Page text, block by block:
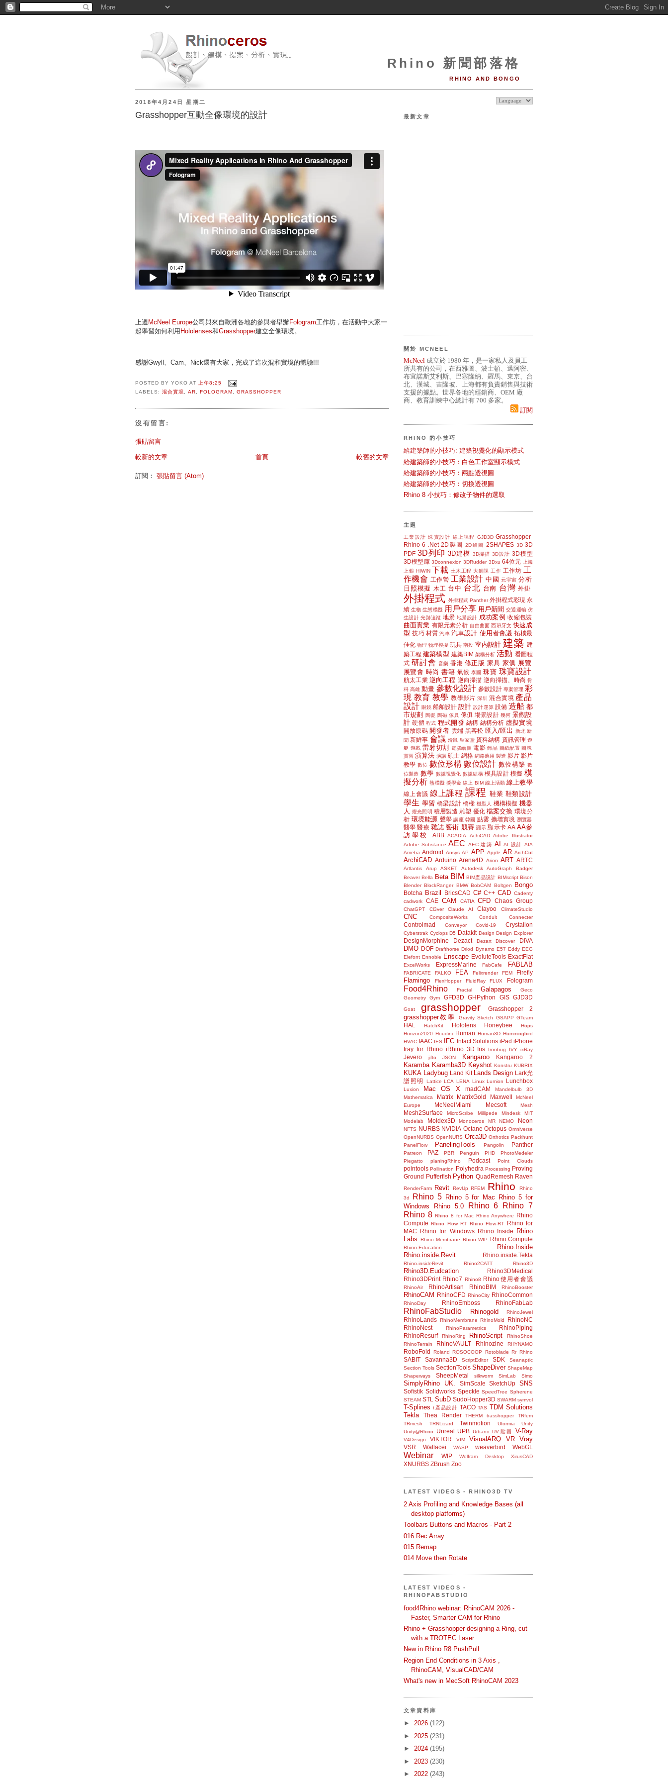
Rhino 新聞部落格
RHINO AND BONGO
2018年4月24日 星期二
Grasshopper互動全像環境的設計
上週 McNeel Europe公司與來自歐洲各地的參與者舉辦Fologram工作坊，在活動中大家一
起學習如何利用 Hololenses和Grasshopper建立全像環境。
感謝Gwyll、Cam、Nick還有大家，完成了這次混和實境的體驗!!!
POSTED BY YOKO AT 上午8:25
LABELS: 混合實境, AR, FOLOGRAM , GRASSHOPPER
沒有留言:
張貼留言
較新的文章 較舊的文章
首頁
訂閱： 張貼留言 (Atom)
最新文章
關於 MCNEEL
McNeel 成立於 1980 年，是一家私人及員工
所共有的公司，在西雅圖、波士頓、邁阿密、
布宜諾斯艾利斯、巴塞隆納、羅馬、東京、台
北、漢城、吉隆坡、上海都有負責銷售與技術
支援的據點。世界各地的經銷商、OEM 廠
商、教育訓練中心總計有 700 多家。
訂閱
RHINO 的小技巧
給建築師的小技巧: 建築視覺化的顯示模式
給建築師的小技巧：白色工作室顯示模式
給建築師的小技巧：兩點透視圖
給建築師的小技巧：切換透視圖
Rhino 8 小技巧：修改子物件的選取
主題
工業設計 珠寶設計 線上課程 GJD3D Grasshopper
Rhino 6
.Net 2D製圖 2D繪圖 2SHAPES 3D 3D
PDF 3D列印 3D建模 3D掃描 3D設計 3D模型
3D模型庫 3Dconnexion 3DRudder 3Dxu 64位元
上海
上銀 HIWIN 下載 土木工程 大師課 工作 工作坊 工
作機會 工作營 工業設計 中國 元宇宙 分析
日照模擬
木工 台中 台北 台南 台灣 外掛
外掛程式 外掛程式 Panther 外掛程式彩現 永
續 生物 生態模擬 用戶分享 用戶新聞 交通運輸 仿
生設計 光跡追蹤 地景 地景設計 成功案例 收縮包裝
曲面實業 有限元素分析 自由曲面 西班牙文 快速成
型 技巧 材質 汽車 汽車設計 使用者會議 拓樸最
佳化 物理 物理模擬 玩具 南投 室內設計 建築 建
築工程 建築模型 建築BIM 架構分析 活動 看圖程
式 研討會 音樂 香港 修正版 家具 家俱 展覽
展覽會 時尚 書籍 氣候 泰國 珠寶 珠寶設計
航太工業 逆向工程 逆向掃描 逆向掃描、時尚 骨
科 高雄 動畫 參數化設計 參數設計 專案管理 彩
現 教育 教學 教學影片 深圳 混合實境 產品
設計 眼鏡 船舶設計 設計 設計運算 設備 造船 都
市規劃
陶瓷 陶磁 傢具 傢俱 場景設計 幾何 景觀設
計 硬體 程式 程式開發 結構 結構分析 虛擬實境
開放原碼 開發者 雲端 黑客松 匯入/匯出 新北 新
聞 新鮮事 會議 滑鼠 聖家堂 資料結構 資訊管理 遊
艇 遊戲 雷射切割 電腦繪圖 電影 飾品 圖紙配置 圖塊
實習 演算法 演講 碩士 網格 網路應用 製造 影片 影片
教學 數位 數位形構 數位設計 數位構築 數
位製造 數學 數據視覺化 數據結構 模具設計 模擬 模
擬分析 熱模擬 獎學金 線上 BIM 線上活動 線上教學
線上會議 線上課程 課程 鞋業 鞋類設計
學生 學習 橋梁設計 橋樑 機型人 機構模擬 機器
人
燈光照明 積層製造 雕塑 優化 檔案交換 環境分
析 環境能源 聲學 講座 韓國 點雲 擴增實境 瀏覽器
醫學 醫療 雜誌 藝術 競賽 顯示 顯示卡 AA AA參
訪學校
ABB ACADIA AchiCAD
Adobe Illustrator
Adobe Substance AEC AEC.建築 AI AI 設計 AIA
Ameba Android Ansys AP APP Apple AR ArchCut
ArchiCAD Arduino Arena4D Arion ART ARTC
Artlantis Arup ASKET Autodesk AutoGraph
Badger
Beaver Bella Beta BIM BIM產品設計 BIMscript Bison
Blender BlockRanger BMW BobCAM Boltgen Bongo
Botcha Brazil BricsCAD C# C++ CAD Cademy
cadwork
CAE CAM CATIA CFD Chaos Group
ChatGPT Cl3ver Claude AI Clayoo ClimateStudio
CNC CompositeWorks Conduit Connecter
Controlmad Conveyor Covid-19 Crystallon
Cyberstrak Cyclops D5 Datakit Design Design Explorer
DesignMorphine Dezact Dezart Discover DIVA
DMO DOF Drafthorse Driod Dynamo E57 Eddy EEG
Elefont Ennoble Enscape EvoluteTools ExactFlat
ExcelWorks ExpressMarine FabCafe FABLAB
FABRICATE FALKO FEA Felixrender FEM Firefly
Flamingo FlexHopper FluidRay FLUX Fologram
Food4Rhino Fractal Galapagos
Geco
Geometry Gym
GFD3D GHPython GIS GJD3D
Goat grasshopper Grasshopper 2
grasshopper教學 Gravity Sketch GSAPP GTeam
HAL HatchKit Hololens Honeybee
Hops
Horizon2020 Houdini Human Human3D Hummingbird
HVAC IAAC IES IFC Intact Solutions iPad iPhone
Iray for Rhino iRhino 3D Iris Ironbug IVY ixRay
Jevero jifto JSON Kangaroo Kangaroo 2
Karamba Karamba3D Keyshot Konstru KUBRIX
KUKA Ladybug Land Kit Lands Design Lark光
譜照明
Lattice LCA LENA Linux Lumion Lunchbox
Luxion Mac OS X madCAM
Mandelbulb 3D
Mathematica
Matrix MatrixGold Maxwell
McNeel
Europe
McNeelMiami Mecsoft Mesh
Mesh2Surface MicroScribe Millipede Mindesk
MIT
Modelab
Moldex3D Monoceros MR NEMO Neon
NFTS NURBS NVIDIA Octane Octopus Omniverse
OpenNURBS OpenNURS Orca3D Orthotics Packhunt
PanelFlow
PanelingTools Pangolin Panther
Patreon PAZ PBR Penguin PHD
PhotoMedeler
Piegatto
planingRhino Podcast Point Clouds
pointools Pollination Polyhedra Processing Proving
Ground Pufferfish Python QuadRemesh Raven
RenderFarm Revit RevUp RFEM Rhino
Rhino
3d
Rhino 5 Rhino 5 for Mac
Rhino 5 for
Windows
Rhino 5.0 Rhino 6
Rhino 7
Rhino 8 Rhino 8 for Mac Rhino Anywhere
Rhino
Compute Rhino Flow RT Rhino Flow-RT
Rhino for
MAC
Rhino for Windows Rhino Inside
Rhino
Labs
Rhino Membrane Rhino WIP Rhino.Compute
Rhino.Education
Rhino.Inside
Rhino.inside.Revit
Rhino.inside.Tekla
Rhino.insideRevit Rhino2CATT Rhino3D
Rhino3D.Eudcation
Rhino3DMedical
Rhino3DPrint Rhino7 Rhino8 Rhino使用者會議
RhinoAir RhinoArtisan RhinoBIM RhinoBooster
RhinoCAM RhinoCFD RhinoCity RhinoCommon
RhinoDay RhinoEmboss RhinoFabLab
RhinoFabStudio Rhinogold RhinoJewel
RhinoLands RhinoMembrane RhinoMold
RhinoNC
RhinoNest
RhinoParametrics
RhinoPiping
RhinoResurf
RhinoRing RhinoScript
RhinoShoe
RhinoTerrain
RhinoVAULT Rhinozine RHYNAMO
RoboFold Roland ROSOCOOP Rotoblade Rr Rhino
SABIT Savanna3D ScriptEditor SDK
Seanaptic
Section Tools SectionTools ShapeDiver ShapeMap
Shapeways
SheepMetal silkworm SimLab Simo
SimplyRhino UK. SimScale SketchUp SNS
Sofistik Solidworks Speckle SpeedTree Spherene
STEAM STL SubD SudoHopper3D SWARM symvol
T-Splines t產品設計 TACO TAS TDM Solutions
Tekla
Thea Render THERM trasshopper
TRfem
TRmesh
TRNLizard Twinmotion Uformia
Unity
Unity@Rhino
Unreal UPB Urbano UV貼圖 V-Ray
V4Design VIKTOR VIM VisualARQ VR Vray
VSR Wallacei WASP weaverbird WebGL
Webinar WIP Wolfram Desktop XirusCAD
XNURBS ZBrush Zoo
LATEST VIDEOS - RHINO3D TV
2 Axis Profiling and Knowledge Bases (all
desktop platforms)
Toolbars Buttons and Macros - Part 2
016 Rec Array
015 Remap
014 Move then Rotate
LATEST VIDEOS -
RHINOFABSTUDIO
food4Rhino webinar: RhinoCAM 2026 -
Faster, Smarter CAM for Rhino
Rhino + Grasshopper designing a Ring, cut
with a TROTEC Laser
New in Rhino R8 PushPull
Region End Conditions in 3 Axis ,
RhinoCAM, VisualCAD/CAM
What's new in MecSoft RhinoCAM 2023
文章資料庫
► 2026 (122)
► 2025 (231)
► 2024 (195)
► 2023 (230)
► 2022 (243)